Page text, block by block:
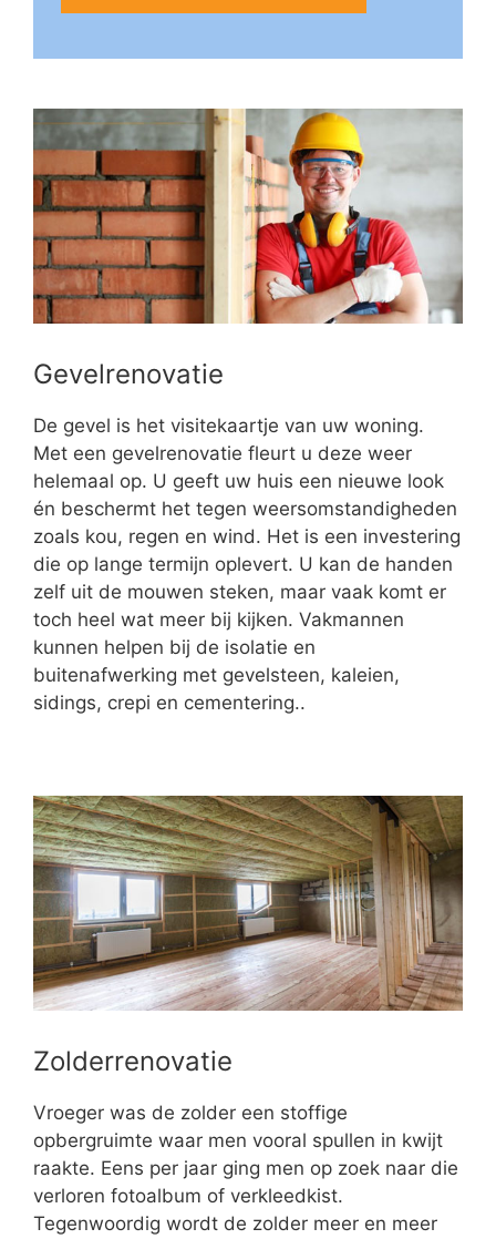
Gevelrenovatie
De gevel is het visitekaartje van uw woning.
Met een gevelrenovatie fleurt u deze weer
helemaal op. U geeft uw huis een nieuwe look
én beschermt het tegen weersomstandigheden
zoals kou, regen en wind. Het is een investering
die op lange termijn oplevert. U kan de handen
zelf uit de mouwen steken, maar vaak komt er
toch heel wat meer bij kijken. Vakmannen
kunnen helpen bij de isolatie en
buitenafwerking met gevelsteen, kaleien,
sidings, crepi en cementering..
Zolderrenovatie
Vroeger was de zolder een stoffige
opbergruimte waar men vooral spullen in kwijt
raakte. Eens per jaar ging men op zoek naar die
verloren fotoalbum of verkleedkist.
Tegenwoordig wordt de zolder meer en meer